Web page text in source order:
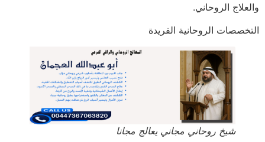
والعلاج الروحاني.
التخصصات الروحانية الفريدة
شيخ روحاني مجاني يعالج مجانا